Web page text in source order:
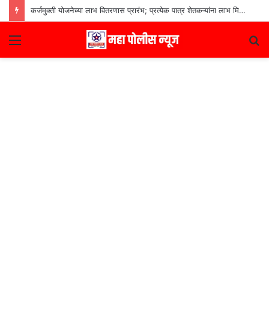
कर्जमुक्ती योजनेच्या लाभ वितरणास प्रारंभ; प्रत्येक पात्र शेतकऱ्यांना लाभ मिळणार– मुख्यमंत्री देवेंद्र फडणवीस
Menu